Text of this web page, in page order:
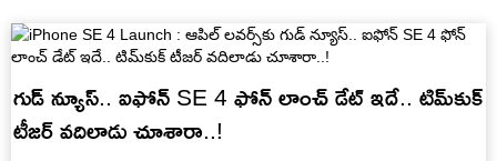
గుడ్ న్యూస్.. ఐఫోన్ SE 4 ఫోన్ లాంచ్ డేట్ ఇదే.. టిమ్‌కుక్
టీజర్‌ వదిలాడు చూశారా..!